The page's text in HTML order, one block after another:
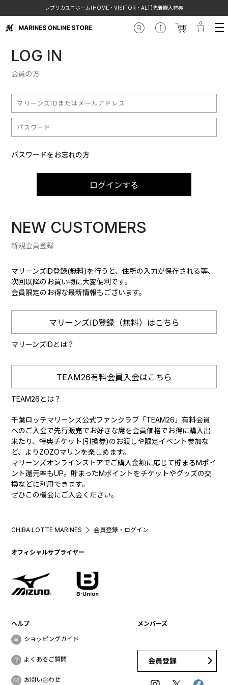
レプリカユニホーム(HOME・VISITOR・ALT)先着購入特典
LOG IN
会員の方
パスワードをお忘れの方
ログインする
NEW CUSTOMERS
新規会員登録
マリーンズID登録(無料)を行うと、住所の入力が保存される等、
次回以降のお買い物に大変便利です。
会員限定のお得な最新情報もございます。
マリーンズID登録（無料）はこちら
マリーンズIDとは？
TEAM26有料会員入会はこちら
TEAM26とは？
千葉ロッテマリーンズ公式ファンクラブ「TEAM26」有料会員
へのご入会で先行販売でお好きな席を会員価格でお得に購入出
来たり、特典チケット(引換券)のお渡しや限定イベント参加な
ど、よりZOZOマリンを楽しめます。
マリーンズオンラインストアでご購入金額に応じて貯まるMポイ
ント還元率もUP。貯まったMポイントをチケットやグッズの交
換などに利用できます。
ぜひこの機会にご入会ください。
CHIBA LOTTE MARINES 会員登録・ログイン
オフィシャルサプライヤー
ヘルプ
ショッピングガイド
よくあるご質問
お問い合わせ
メンバーズ
会員登録